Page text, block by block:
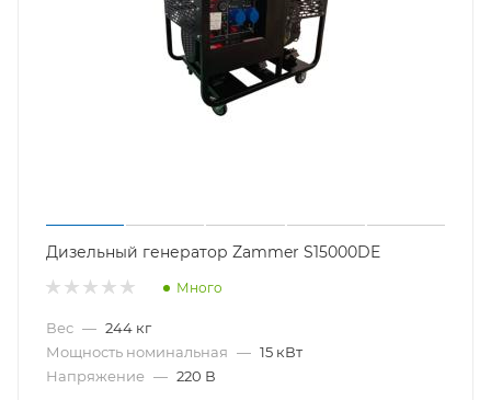
Дизельный генератор Zammer S15000DE
Много
Вес — 244 кг
Мощность номинальная — 15 кВт
Напряжение — 220 В